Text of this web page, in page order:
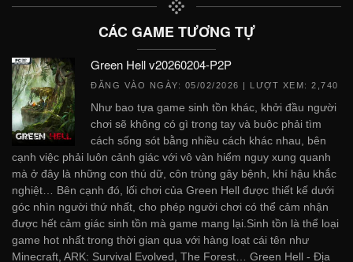
CÁC GAME TƯƠNG TỰ
Green Hell v20260204-P2P
ĐĂNG VÀO NGÀY: 05/02/2026 | LƯỢT XEM: 2,740
Như bao tựa game sinh tồn khác, khởi đầu người
chơi sẽ không có gì trong tay và buộc phải tìm
cách sống sót bằng nhiều cách khác nhau, bên
cạnh việc phải luôn cảnh giác với vô vàn hiểm nguy xung quanh
mà ở đây là những con thú dữ, côn trùng gây bệnh, khí hậu khắc
nghiệt… Bên cạnh đó, lối chơi của Green Hell được thiết kế dưới
góc nhìn người thứ nhất, cho phép người chơi có thể cảm nhận
được hết cảm giác sinh tồn mà game mang lại.Sinh tồn là thể loại
game hot nhất trong thời gian qua với hàng loạt cái tên như
Minecraft, ARK: Survival Evolved, The Forest… Green Hell - Địa